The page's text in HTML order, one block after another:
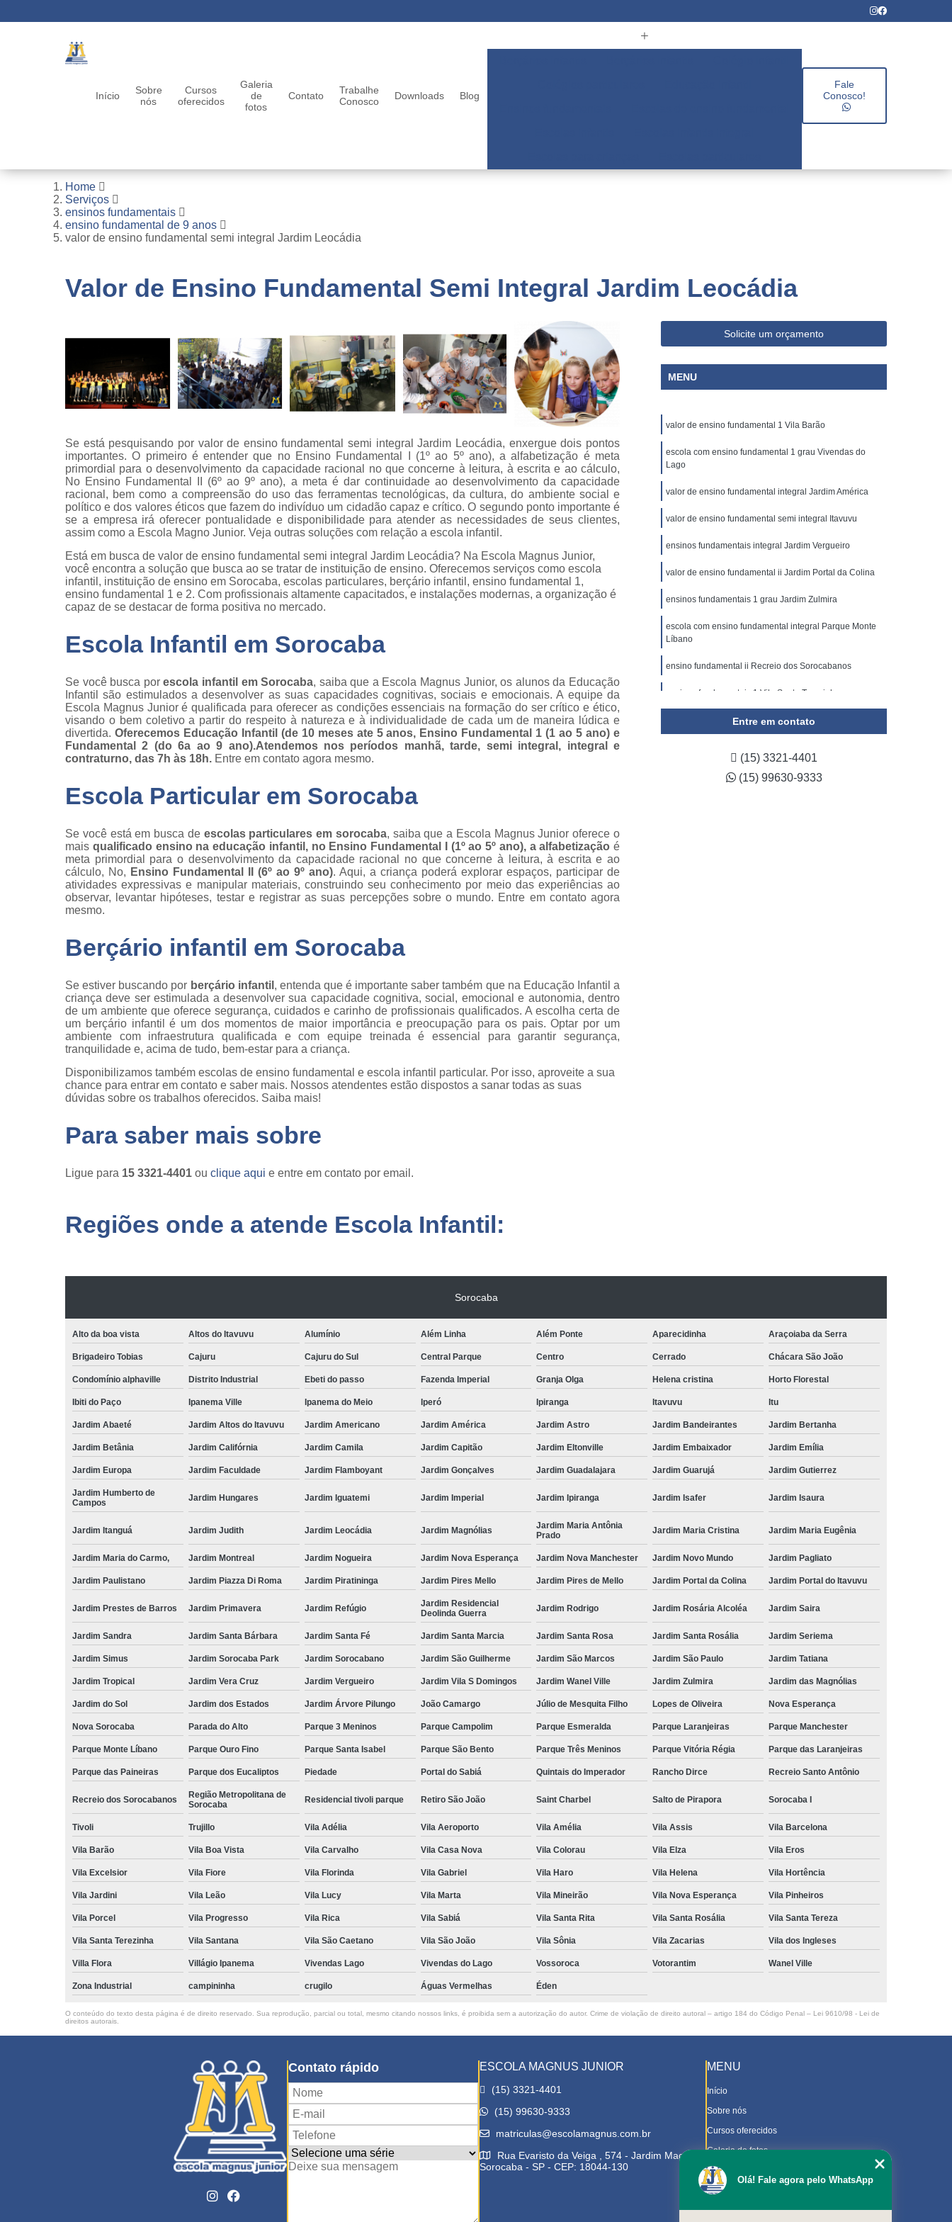
Início
Sobre
nós
Cursos
oferecidos
Galeria
de
fotos
Contato
Trabalhe
Conosco
Downloads Blog
Fale
Conosco!
Home
Serviços
ensinos fundamentais
ensino fundamental de 9 anos
valor de ensino fundamental semi integral Jardim Leocádia
Valor de Ensino Fundamental Semi Integral Jardim Leocádia
Se está pesquisando por valor de ensino fundamental semi integral Jardim Leocádia, enxergue dois pontos
importantes. O primeiro é entender que no Ensino Fundamental I (1º ao 5º ano), a alfabetização é meta
primordial para o desenvolvimento da capacidade racional no que concerne à leitura, à escrita e ao cálculo,
No Ensino Fundamental II (6º ao 9º ano), a meta é dar continuidade ao desenvolvimento da capacidade
racional, bem como a compreensão do uso das ferramentas tecnológicas, da cultura, do ambiente social e
político e dos valores éticos que fazem do indivíduo um cidadão capaz e crítico. O segundo ponto importante é
se a empresa irá oferecer pontualidade e disponibilidade para atender as necessidades de seus clientes,
assim como a Escola Magno Junior. Veja outras soluções com relação a escola infantil.
Está em busca de valor de ensino fundamental semi integral Jardim Leocádia? Na Escola Magnus Junior,
você encontra a solução que busca ao se tratar de instituição de ensino. Oferecemos serviços como escola
infantil, instituição de ensino em Sorocaba, escolas particulares, berçário infantil, ensino fundamental 1,
ensino fundamental 1 e 2. Com profissionais altamente capacitados, e instalações modernas, a organização é
capaz de se destacar de forma positiva no mercado.
Escola Infantil em Sorocaba
Se você busca porescola infantil em Sorocaba, saiba que a Escola Magnus Junior, os alunos da Educação
Infantil são estimulados a desenvolver as suas capacidades cognitivas, sociais e emocionais. A equipe da
Escola Magnus Junior é qualificada para oferecer as condições essenciais na formação do ser crítico e ético,
visando o bem coletivo a partir do respeito à natureza e à individualidade de cada um de maneira lúdica e
divertida. Oferecemos Educação Infantil (de 10 meses ate 5 anos, Ensino Fundamental 1 (1 ao 5 ano) e
Fundamental 2 (do 6a ao 9 ano).Atendemos nos períodos manhã, tarde, semi integral, integral e
contraturno, das 7h às 18h. Entre em contato agora mesmo.
Escola Particular em Sorocaba
Se você está em busca de escolas particulares em sorocaba, saiba que a Escola Magnus Junior oferece o
mais qualificado ensino na educação infantil, no Ensino Fundamental I (1º ao 5º ano), a alfabetização é
meta primordial para o desenvolvimento da capacidade racional no que concerne à leitura, à escrita e ao
cálculo, No, Ensino Fundamental II (6º ao 9º ano). Aqui, a criança poderá explorar espaços, participar de
atividades expressivas e manipular materiais, construindo seu conhecimento por meio das experiências ao
observar, levantar hipóteses, testar e registrar as suas percepções sobre o mundo. Entre em contato agora
mesmo.
Berçário infantil em Sorocaba
Se estiver buscando por berçário infantil , entenda que é importante saber também que na Educação Infantil a
criança deve ser estimulada a desenvolver sua capacidade cognitiva, social, emocional e autonomia, dentro
de um ambiente que oferece segurança, cuidados e carinho de profissionais qualificados. A escolha certa de
um berçário infantil é um dos momentos de maior importância e preocupação para os pais. Optar por um
ambiente com infraestrutura qualificada e com equipe treinada é essencial para garantir segurança,
tranquilidade e, acima de tudo, bem-estar para a criança.
Disponibilizamos também escolas de ensino fundamental e escola infantil particular. Por isso, aproveite a sua
chance para entrar em contato e saber mais. Nossos atendentes estão dispostos a sanar todas as suas
dúvidas sobre os trabalhos oferecidos. Saiba mais!
Para saber mais sobre
Ligue para 15 3321-4401 ou clique aqui e entre em contato por email.
Solicite um orçamento
MENU
valor de ensino fundamental 1 Vila Barão
escola com ensino fundamental 1 grau Vivendas do
Lago
valor de ensino fundamental integral Jardim América
valor de ensino fundamental semi integral Itavuvu
ensinos fundamentais integral Jardim Vergueiro
valor de ensino fundamental ii Jardim Portal da Colina
ensinos fundamentais 1 grau Jardim Zulmira
escola com ensino fundamental integral Parque Monte
Líbano
ensino fundamental ii Recreio dos Sorocabanos
ensinos fundamentais 1 Vila Santa Terezinha
Entre em contato
(15) 3321-4401
(15) 99630-9333
Regiões onde a atende Escola Infantil:
Sorocaba
Alto da boa vista Altos do Itavuvu Alumínio Além Linha Além Ponte Aparecidinha Araçoiaba da Serra
Brigadeiro Tobias Cajuru Cajuru do Sul Central Parque Centro Cerrado Chácara São João
Condomínio alphaville Distrito Industrial Ebeti do passo Fazenda Imperial Granja Olga Helena cristina Horto Florestal
Ibiti do Paço Ipanema Ville Ipanema do Meio Iperó Ipiranga Itavuvu Itu
Jardim Abaeté Jardim Altos do Itavuvu Jardim Americano Jardim América Jardim Astro Jardim Bandeirantes Jardim Bertanha
Jardim Betânia Jardim Califórnia Jardim Camila Jardim Capitão Jardim Eltonville Jardim Embaixador Jardim Emília
Jardim Europa Jardim Faculdade Jardim Flamboyant Jardim Gonçalves Jardim Guadalajara Jardim Guarujá Jardim Gutierrez
Jardim Humberto de
Campos
Jardim Hungares Jardim Iguatemi Jardim Imperial Jardim Ipiranga Jardim Isafer Jardim Isaura
Jardim Itanguá Jardim Judith Jardim Leocádia Jardim Magnólias
Jardim Maria Antônia
Prado
Jardim Maria Cristina Jardim Maria Eugênia
Jardim Maria do Carmo, Jardim Montreal Jardim Nogueira Jardim Nova Esperança Jardim Nova Manchester Jardim Novo Mundo Jardim Pagliato
Jardim Paulistano Jardim Piazza Di Roma Jardim Piratininga Jardim Pires Mello Jardim Pires de Mello Jardim Portal da Colina Jardim Portal do Itavuvu
Jardim Prestes de Barros Jardim Primavera Jardim Refúgio
Jardim Residencial
Deolinda Guerra
Jardim Rodrigo Jardim Rosária Alcoléa Jardim Saira
Jardim Sandra Jardim Santa Bárbara Jardim Santa Fé Jardim Santa Marcia Jardim Santa Rosa Jardim Santa Rosália Jardim Seriema
Jardim Simus Jardim Sorocaba Park Jardim Sorocabano Jardim São Guilherme Jardim São Marcos Jardim São Paulo Jardim Tatiana
Jardim Tropical Jardim Vera Cruz Jardim Vergueiro Jardim Vila S Domingos Jardim Wanel Ville Jardim Zulmira Jardim das Magnólias
Jardim do Sol Jardim dos Estados Jardim Árvore Pilungo João Camargo Júlio de Mesquita Filho Lopes de Oliveira Nova Esperança
Nova Sorocaba Parada do Alto Parque 3 Meninos Parque Campolim Parque Esmeralda Parque Laranjeiras Parque Manchester
Parque Monte Líbano Parque Ouro Fino Parque Santa Isabel Parque São Bento Parque Três Meninos Parque Vitória Régia Parque das Laranjeiras
Parque das Paineiras Parque dos Eucaliptos Piedade Portal do Sabiá Quintais do Imperador Rancho Dirce Recreio Santo Antônio
Recreio dos Sorocabanos
Região Metropolitana de
Sorocaba
Residencial tivoli parque Retiro São João Saint Charbel Salto de Pirapora Sorocaba I
Tivoli Trujillo Vila Adélia Vila Aeroporto Vila Amélia Vila Assis Vila Barcelona
Vila Barão Vila Boa Vista Vila Carvalho Vila Casa Nova Vila Colorau Vila Elza Vila Eros
Vila Excelsior Vila Fiore Vila Florinda Vila Gabriel Vila Haro Vila Helena Vila Hortência
Vila Jardini Vila Leão Vila Lucy Vila Marta Vila Mineirão Vila Nova Esperança Vila Pinheiros
Vila Porcel Vila Progresso Vila Rica Vila Sabiá Vila Santa Rita Vila Santa Rosália Vila Santa Tereza
Vila Santa Terezinha Vila Santana Vila São Caetano Vila São João Vila Sônia Vila Zacarias Vila dos Ingleses
Villa Flora Villágio Ipanema Vivendas Lago Vivendas do Lago Vossoroca Votorantim Wanel Ville
Zona Industrial campininha crugilo Águas Vermelhas Éden
O conteúdo do texto desta página é de direito reservado. Sua reprodução, parcial ou total, mesmo citando nossos links, é proibida sem a autorização do autor. Crime de violação de direito autoral – artigo 184 do Código Penal – Lei 9610/98 - Lei de
direitos autorais
Contato rápido ESCOLA MAGNUS JUNIOR
(15) 3321-4401
(15) 99630-9333
matriculas@escolamagnus.com.br
Rua Evaristo da Veiga , 574 - Jardim Magnolia
Sorocaba - SP - CEP: 18044-130
MENU
Início
Sobre nós
Cursos oferecidos
Galeria de fotos
Contato
Trabalhe Conosco
Downloads
Olá! Fale agora pelo WhatsApp